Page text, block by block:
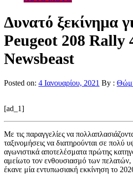
Δυνατό ξεκίνημα
Peugeot 208 Rally
Newsbeast
Posted on: 4 Ιανουαρίου, 2021 By :
[ad_1]
Με τις παραγγελίες να
ταξινομήσεις να διατηρούνται σε πολύ
αγωνιστικά αποτελέσματα πρώτης
αμείωτο τον ενθουσιασμό των
έκανε μία εντυπωσιακή εκκίνηση το